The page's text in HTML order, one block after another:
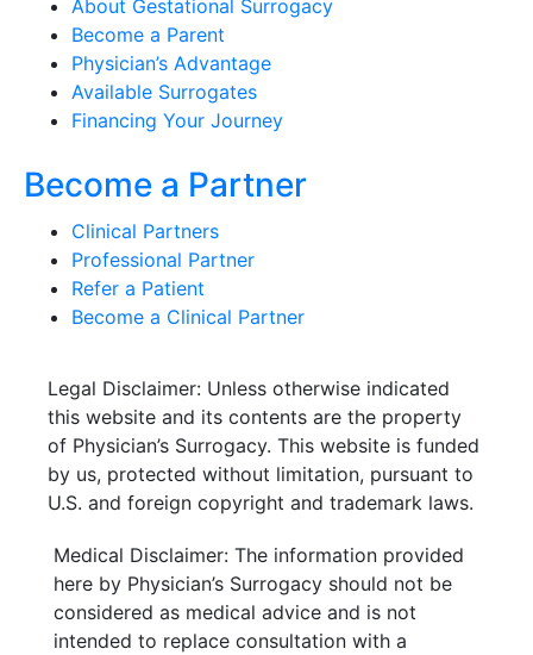
About Gestational Surrogacy
Become a Parent
Physician’s Advantage
Available Surrogates
Financing Your Journey
Become a Partner
Clinical Partners
Professional Partner
Refer a Patient
Become a Clinical Partner
Legal Disclaimer: Unless otherwise indicated
this website and its contents are the property
of Physician’s Surrogacy. This website is funded
by us, protected without limitation, pursuant to
U.S. and foreign copyright and trademark laws.
Medical Disclaimer: The information provided
here by Physician’s Surrogacy should not be
considered as medical advice and is not
intended to replace consultation with a